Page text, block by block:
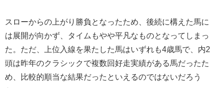
スローからの上がり勝負となったため、後続に構えた馬に
は展開が向かず、タイムもやや平凡なものとなってしまっ
た。ただ、上位入線を果たした馬はいずれも4歳馬で、内2
頭は昨年のクラシックで複数回好走実績がある馬だったた
め、比較的順当な結果だったといえるのではないだろう